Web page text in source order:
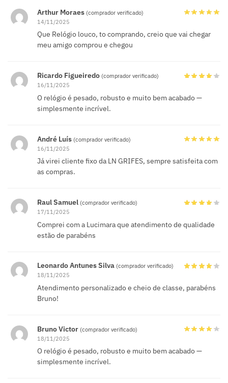
Arthur Moraes (comprador verificado)
14/11/2025
Que Relógio louco, to comprando, creio que vai chegar
meu amigo comprou e chegou
Ricardo Figueiredo (comprador verificado)
16/11/2025
O relógio é pesado, robusto e muito bem acabado —
simplesmente incrível.
André Luís (comprador verificado)
16/11/2025
Já virei cliente fixo da LN GRIFES, sempre satisfeita com
as compras.
Raul Samuel (comprador verificado)
17/11/2025
Comprei com a Lucimara que atendimento de qualidade
estão de parabéns
Leonardo Antunes Silva (comprador verificado)
18/11/2025
Atendimento personalizado e cheio de classe, parabéns
Bruno!
Bruno Victor (comprador verificado)
18/11/2025
O relógio é pesado, robusto e muito bem acabado —
simplesmente incrível.